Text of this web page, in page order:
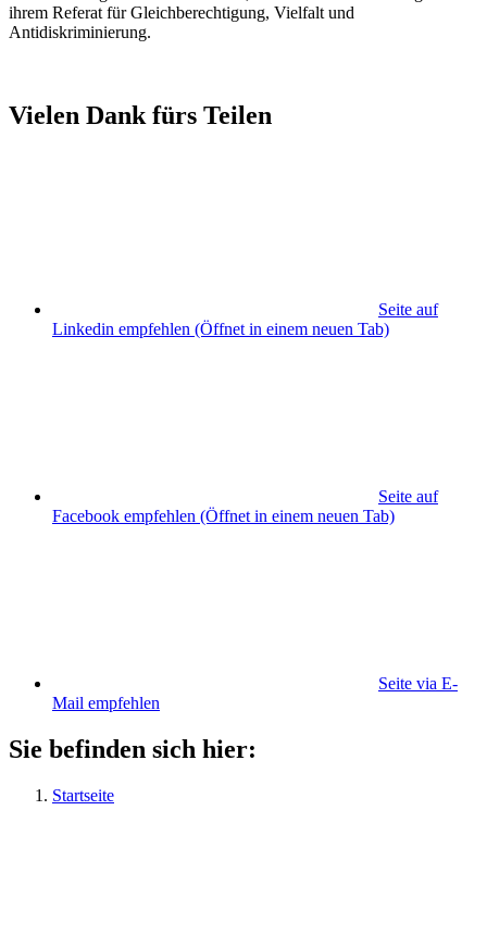
ihrem Referat für Gleichberechtigung, Vielfalt und
Antidiskriminierung.
Vielen Dank fürs Teilen
Seite auf
Linkedin empfehlen (Öffnet in einem neuen Tab)
Seite auf
Facebook empfehlen (Öffnet in einem neuen Tab)
Seite via E-
Mail empfehlen
Sie befinden sich hier:
Startseite